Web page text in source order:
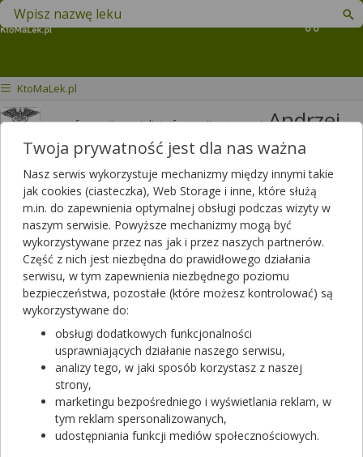
Koszyk
Znajdź lek w swojej okolicy
KtoMaLek.pl
mgr farmacji specjalista farmacji aptecznejAndrzej
Jakimiuk
Odpowiedzi
3820
Polubień
3426
Polecanych artykułów
114 Lista artykułów
APTEKA RODZINNA, Opole Lubelskie
Opole Lubelskie, LUBELSKA 13
Wyświetl numer
Zamknięta, zapraszamy w poniedziałek
(07:00 - 20:00)
Twoja prywatność jest dla nas ważna
Nasz serwis wykorzystuje mechanizmy między innymi takie
jak cookies (ciasteczka), Web Storage i inne, które służą
m.in. do zapewnienia optymalnej obsługi podczas wizyty w
naszym serwisie. Powyższe mechanizmy mogą być
wykorzystywane przez nas jak i przez naszych partnerów.
Część z nich jest niezbędna do prawidłowego działania
serwisu, w tym zapewnienia niezbędnego poziomu
bezpieczeństwa, pozostałe (które możesz kontrolować) są
wykorzystywane do:
obsługi dodatkowych funkcjonalności
usprawniających działanie naszego serwisu,
analizy tego, w jaki sposób korzystasz z naszej
strony,
marketingu bezpośredniego i wyświetlania reklam, w
tym reklam spersonalizowanych,
udostępniania funkcji mediów społecznościowych.